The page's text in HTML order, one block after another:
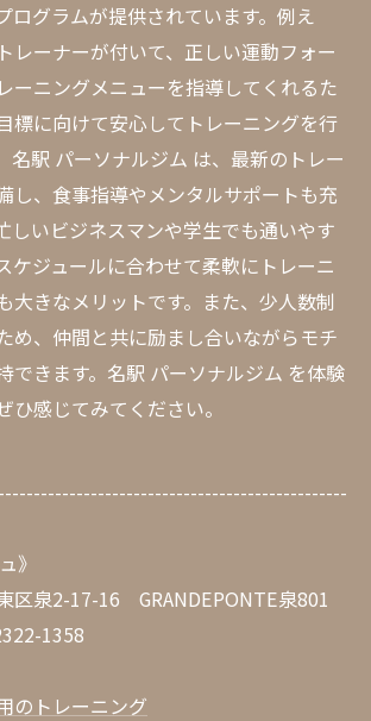
ログラムが提供されています。例え
レーナーが付いて、正しい運動フォー
ーニングメニューを指導してくれるた
標に向けて安心してトレーニングを行
名駅 パーソナルジム は、最新のトレー
し、食事指導やメンタルサポートも充
しいビジネスマンや学生でも通いやす
ケジュールに合わせて柔軟にトレーニ
大きなメリットです。また、少人数制
め、仲間と共に励まし合いながらモチ
できます。名駅 パーソナルジム を体験
ひ感じてみてください。
》
区泉2-17-16 GRANDEPONTE泉801
1358
のトレーニング